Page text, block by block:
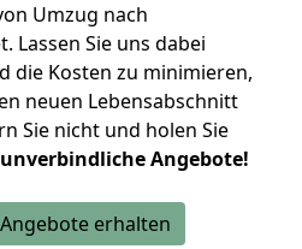
Umzug nach
Lassen Sie uns dabei
die Kosten zu minimieren,
neuen Lebensabschnitt
Sie nicht und holen Sie
Angebote!
erhalten